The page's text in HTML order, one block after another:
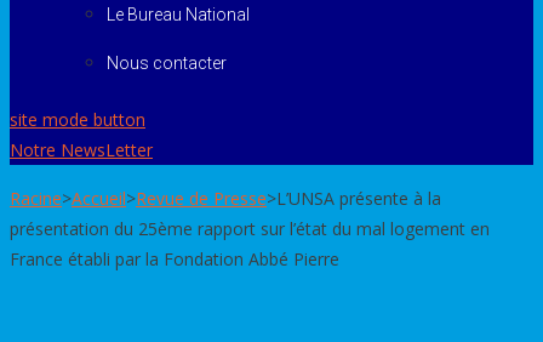
Le Bureau National
Nous contacter
site mode button
Notre NewsLetter
Racine>Accueil>Revue de Presse>L’UNSA présente à la
présentation du 25ème rapport sur l’état du mal logement en
France établi par la Fondation Abbé Pierre